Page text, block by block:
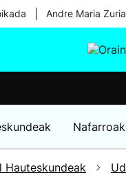
Andre Maria
Hauteskundeak